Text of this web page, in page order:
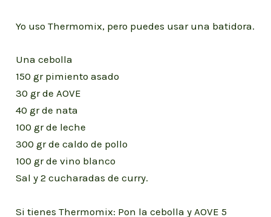
Yo uso Thermomix, pero puedes usar una batidora.
Una cebolla
150 gr pimiento asado
30 gr de AOVE
40 gr de nata
100 gr de leche
300 gr de caldo de pollo
100 gr de vino blanco
Sal y 2 cucharadas de curry.
Si tienes Thermomix: Pon la cebolla y AOVE 5